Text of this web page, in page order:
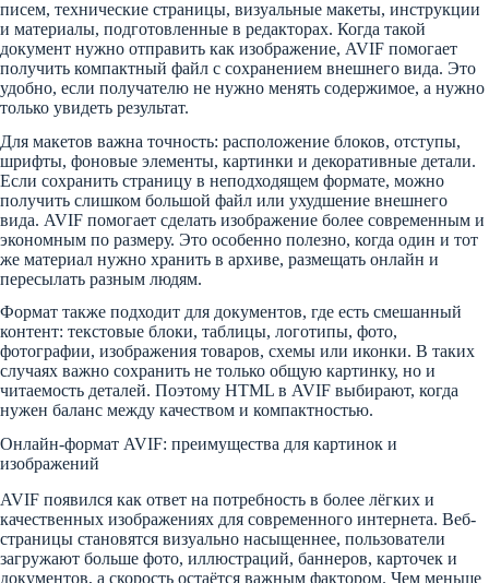
писем, технические страницы, визуальные макеты, инструкции
и материалы, подготовленные в редакторах. Когда такой
документ нужно отправить как изображение, AVIF помогает
получить компактный файл с сохранением внешнего вида. Это
удобно, если получателю не нужно менять содержимое, а нужно
только увидеть результат.
Для макетов важна точность: расположение блоков, отступы,
шрифты, фоновые элементы, картинки и декоративные детали.
Если сохранить страницу в неподходящем формате, можно
получить слишком большой файл или ухудшение внешнего
вида. AVIF помогает сделать изображение более современным и
экономным по размеру. Это особенно полезно, когда один и тот
же материал нужно хранить в архиве, размещать онлайн и
пересылать разным людям.
Формат также подходит для документов, где есть смешанный
контент: текстовые блоки, таблицы, логотипы, фото,
фотографии, изображения товаров, схемы или иконки. В таких
случаях важно сохранить не только общую картинку, но и
читаемость деталей. Поэтому HTML в AVIF выбирают, когда
нужен баланс между качеством и компактностью.
Онлайн-формат AVIF: преимущества для картинок и
изображений
AVIF появился как ответ на потребность в более лёгких и
качественных изображениях для современного интернета. Веб-
страницы становятся визуально насыщеннее, пользователи
загружают больше фото, иллюстраций, баннеров, карточек и
документов, а скорость остаётся важным фактором. Чем меньше